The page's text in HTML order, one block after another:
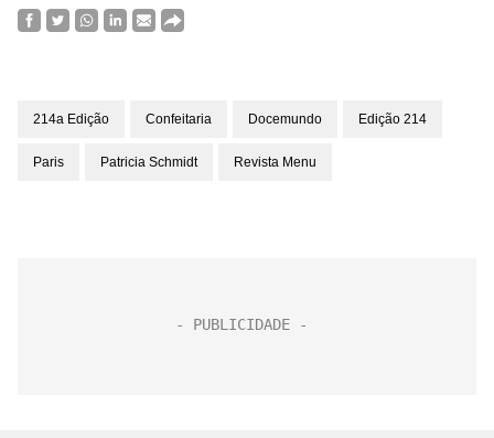
214a Edição Confeitaria Docemundo Edição 214
Paris Patricia Schmidt Revista Menu